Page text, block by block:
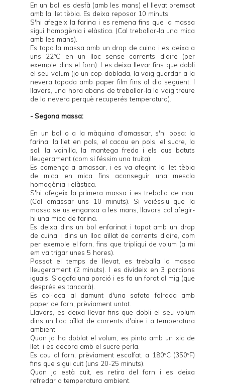
En un bol, es desfà (amb les mans) el llevat premsat
amb la llet tèbia. Es deixa reposar 10 minuts.
S'hi afegeix la farina i es remena fins que la massa
sigui homogènia i elàstica. (Cal treballar-la una mica
amb les mans).
Es tapa la massa amb un drap de cuina i es deixa a
uns 22ºC en un lloc sense corrents d'aire (per
exemple dins el forn). I es deixa llevar fins que dobli
el seu volum (jo un cop doblada, la vaig guardar a la
nevera tapada amb paper film fins al dia següent. I
llavors, una hora abans de treballar-la la vaig treure
de la nevera perquè recuperés temperatura).
- Segona massa:
En un bol o a la màquina d'amassar, s'hi posa: la
farina, la llet en pols, el cacau en pols, el sucre, la
sal, la vainilla, la mantega freda i els ous batuts
lleugerament (com si féssim una truita).
Es comença a amassar, i es va afegint la llet tèbia
de mica en mica fins aconseguir una mescla
homogènia i elàstica.
S'hi afegeix la primera massa i es treballa de nou.
(Cal amassar uns 10 minuts). Si veiéssiu que la
massa se us enganxa a les mans, llavors cal afegir-
hi una mica de farina.
Es deixa dins un bol enfarinat i tapat amb un drap
de cuina i dins un lloc aïllat de corrents d'aire, com
per exemple el forn, fins que tripliqui de volum (a mi
em va trigar unes 5 hores).
Passat el temps de llevat, es treballa la massa
lleugerament (2 minuts). I es divideix en 3 porcions
iguals. S'agafa una porció i es fa un forat al mig (que
després es tancarà).
Es col·loca al damunt d'una safata folrada amb
paper de forn, prèviament untat.
Llavors, es deixa llevar fins que dobli el seu volum
dins un lloc aïllat de corrents d'aire i a temperatura
ambient.
Quan ja ha doblat el volum, es pinta amb un xic de
llet, i es decora amb el sucre perla.
Es cou al forn, prèviament escalfat, a 180ºC (350ºF)
fins que sigui cuit (uns 20-25 minuts).
Quan ja està cuit, es retira del forn i es deixa
refredar a temperatura ambient.